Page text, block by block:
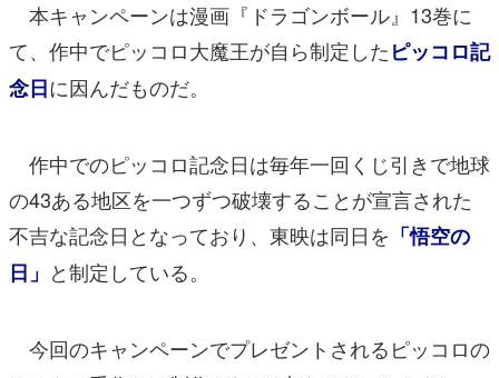
本キャンペーンは漫画『ドラゴンボール』13巻に
て、作中でピッコロ大魔王が自ら制定したピッコロ記
念日に因んだものだ。
作中でのピッコロ記念日は毎年一回くじ引きで地球
の43ある地区を一つずつ破壊することが宣言された
不吉な記念日となっており、東映は同日を 「悟空の
日」 と制定している。
今回のキャンペーンでプレゼントされるピッコロの